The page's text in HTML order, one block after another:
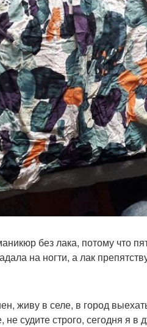
без лака, потому что
на ногти, а лак
живу в селе, в город
судите строго, сегодня я в